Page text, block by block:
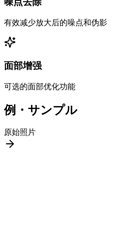
有效减少放大后的噪点和伪影
面部增强
可选的面部优化功能
例・サンプル
原始照片